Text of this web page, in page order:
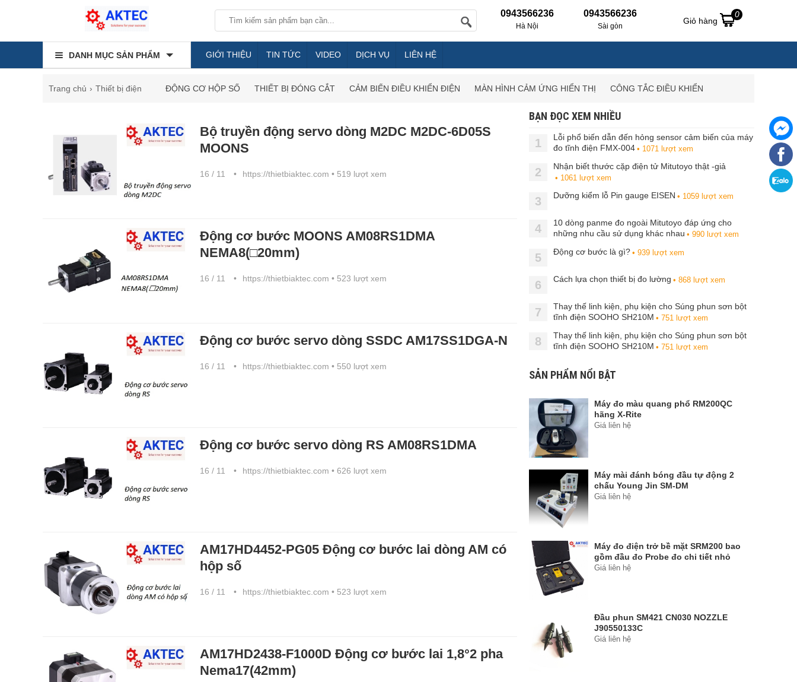
0943566236
Hà Nội
0943566236
Sài gòn
Giỏ hàng
0
DANH MỤC SẢN PHẨM GIỚI THIỆU TIN TỨC VIDEO DỊCH VỤ LIÊN HỆ
Trang chủ Thiết bị điện ĐỘNG CƠ HỘP SỐ THIẾT BỊ ĐÓNG CẮT CẢM BIẾN ĐIỀU KHIỂN ĐIỆN MÀN HÌNH CẢM ỨNG HIỂN THỊ CÔNG TẮC ĐIỀU KHIỂN
Bộ truyền động servo dòng M2DC M2DC-6D05S
MOONS
16 / 11 https://thietbiaktec.com • 519 lượt xem
Động cơ bước MOONS AM08RS1DMA
NEMA8(□20mm)
16 / 11 https://thietbiaktec.com • 523 lượt xem
Động cơ bước servo dòng SSDC AM17SS1DGA-N
16 / 11 https://thietbiaktec.com • 550 lượt xem
Động cơ bước servo dòng RS AM08RS1DMA
16 / 11 https://thietbiaktec.com • 626 lượt xem
AM17HD4452-PG05 Động cơ bước lai dòng AM có
hộp số
16 / 11 https://thietbiaktec.com • 523 lượt xem
AM17HD2438-F1000D Động cơ bước lai 1,8°2 pha
Nema17(42mm)
BẠN ĐỌC XEM NHIỀU
1
Lỗi phổ biến dẫn đến hỏng sensor cảm biến của máy
đo tĩnh điện FMX-004 • 1071 lượt xem
2 Nhận biết thước cặp điện tử Mitutoyo thật -giả
• 1061 lượt xem
3 Dưỡng kiểm lỗ Pin gauge EISEN • 1059 lượt xem
4
10 dòng panme đo ngoài Mitutoyo đáp ứng cho
những nhu cầu sử dụng khác nhau • 990 lượt xem
5 Động cơ bước là gì? • 939 lượt xem
6 Cách lựa chọn thiết bị đo lường • 868 lượt xem
7
Thay thế linh kiện, phụ kiện cho Súng phun sơn bột
tĩnh điện SOOHO SH210M • 751 lượt xem
8
Thay thế linh kiện, phụ kiện cho Súng phun sơn bột
tĩnh điện SOOHO SH210M • 751 lượt xem
SẢN PHẨM NỔI BẬT
Máy đo màu quang phổ RM200QC
hãng X-Rite
Giá liên hệ
Máy mài đánh bóng đầu tự động 2
chấu Young Jin SM-DM
Giá liên hệ
Máy đo điện trở bề mặt SRM200 bao
gồm đầu đo Probe đo chi tiết nhỏ
Giá liên hệ
Đầu phun SM421 CN030 NOZZLE
J90550133C
Giá liên hệ